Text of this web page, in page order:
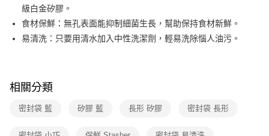
流程，驗證手機門號後，選擇欲分期的期數、繳款截止日，確認付款後即完
3.實際核准額度、可分期數及費用金額請依後續交易確認頁面所載為準。
4.訂單成立30分鐘內，如未前往確認交易或遇審核未通過，訂單將自動取
1.分期款項不併入電信帳單，「大哥付你分期」於每月結算日後寄送繳費提
醒簡訊。
2.透過簡訊連結打開帳單後，可選擇「超商條碼／台灣大直營門市／銀行轉
帳／街口支付／iPASS MONEY」等通路繳費。
運送方式
免運費
級白金矽膠。
食材保鮮：無孔表面能抑制細菌生長，幫助保持食材新鮮。
易清洗：只要用清水加入中性洗潔劑，輕易洗除惱人油污。
相關分類
密封袋 藍 矽膠 藍 長形 矽膠 密封袋 長形